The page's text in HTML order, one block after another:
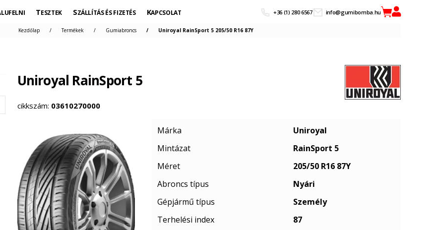
ALUFELNI TESZTEK SZÁLLÍTÁS ÉS FIZETÉS KAPCSOLAT +36 (1) 280 6567 info@gumibomba.hu
Kezdőlap Termékek Gumiabroncs Uniroyal RainSport 5 205/50 R16 87Y
Uniroyal RainSport 5
cikkszám: 03610270000
Márka
Uniroyal
Mintázat
RainSport 5
Méret
205/50 R16 87Y
Abroncs típus
Nyári
Gépjármű típus
Személy
Terhelési index
87